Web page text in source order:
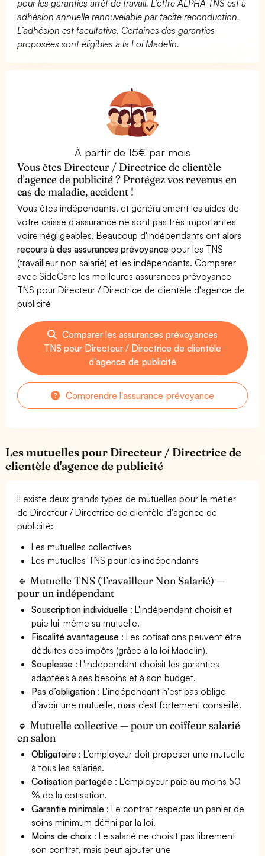
pour les garanties arrêt de travail. L’offre ALPHA TNS est à
adhésion annuelle renouvelable par tacite reconduction.
L’adhésion est facultative. Certaines des garanties
proposées sont éligibles à la Loi Madelin.
À partir de 15€ par mois
Vous êtes Directeur / Directrice de clientèle
d'agence de publicité ? Protégez vos revenus en
cas de maladie, accident !
Vous êtes indépendants, et généralement les aides de
votre caisse d'assurance ne sont pas très importantes
voire négligeables. Beaucoup d'indépendants ontalors
recours à des assurances prévoyance pour les TNS
(travailleur non salarié) et les indépendants. Comparer
avec SideCare les meilleures assurances prévoyance
TNS pour Directeur / Directrice de clientèle d'agence de
publicité
Comparer les assurances prévoyances
TNS pour Directeur / Directrice de clientèle
d'agence de publicité
Comprendre l'assurance prévoyance
Les mutuelles pour Directeur / Directrice de
clientèle d'agence de publicité
Il existe deux grands types de mutuelles pour le métier
de Directeur / Directrice de clientèle d'agence de
publicité:
Les mutuelles collectives
Les mutuelles TNS pour les indépendants
🔹 Mutuelle TNS (Travailleur Non Salarié) —
pour un indépendant
Souscription individuelle : L'indépendant choisit et
paie lui-même sa mutuelle.
Fiscalité avantageuse : Les cotisations peuvent être
déduites des impôts (grâce à la loi Madelin).
Souplesse : L'indépendant choisit les garanties
adaptées à ses besoins et à son budget.
Pas d’obligation : L'indépendant n'est pas obligé
d’avoir une mutuelle, mais c’est fortement conseillé.
🔹 Mutuelle collective — pour un coiffeur salarié
en salon
Obligatoire : L’employeur doit proposer une mutuelle
à tous les salariés.
Cotisation partagée : L’employeur paie au moins 50
% de la cotisation.
Garantie minimale : Le contrat respecte un panier de
soins minimum défini par la loi.
Moins de choix : Le salarié ne choisit pas librement
son contrat, mais peut ajouter une